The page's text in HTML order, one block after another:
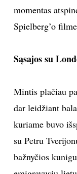
MENAS
ORAI
ISTORIJA
KNYGOS
INTERJERAS
momentas
Spielberg’ofilme
Sąsajos su
Mintis plačiau
dar leidžiant
kuriame buvo
su Petru
bažnyčios